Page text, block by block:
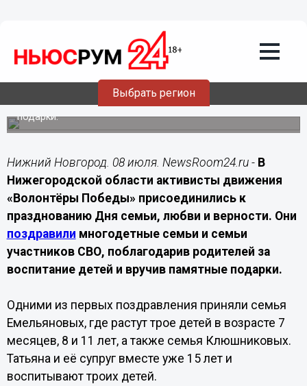
Выбрать регион
Волонтёры Победы поздравили 128
семей в Нижегородской области
В День семьи, любви и верности активисты навестили
многодетные семьи и семьи участников СВО, вручив им
подарки.
Нижний Новгород. 08 июля. NewsRoom24.ru - В
Нижегородской области активисты движения
«Волонтёры Победы» присоединились к
празднованию Дня семьи, любви и верности. Они
поздравили многодетные семьи и семьи
участников СВО, поблагодарив родителей за
воспитание детей и вручив памятные подарки.
Одними из первых поздравления приняли семья
Емельяновых, где растут трое детей в возрасте 7
месяцев, 8 и 11 лет, а также семья Клюшниковых.
Татьяна и её супруг вместе уже 15 лет и
воспитывают троих детей.